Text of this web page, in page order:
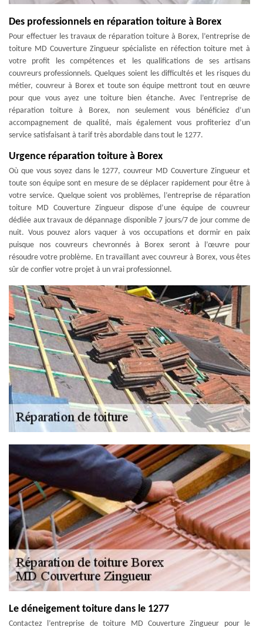
Des professionnels en réparation toiture à Borex
Pour effectuer les travaux de réparation toiture à Borex, l’entreprise de
toiture MD Couverture Zingueur spécialiste en réfection toiture met à
votre profit les compétences et les qualifications de ses artisans
couvreurs professionnels. Quelques soient les difficultés et les risques du
métier, couvreur à Borex et toute son équipe mettront tout en œuvre
pour que vous ayez une toiture bien étanche. Avec l’entreprise de
réparation toiture à Borex, non seulement vous bénéficiez d’un
accompagnement de qualité, mais également vous profiteriez d’un
service satisfaisant à tarif très abordable dans tout le 1277.
Urgence réparation toiture à Borex
Où que vous soyez dans le 1277, couvreur MD Couverture Zingueur et
toute son équipe sont en mesure de se déplacer rapidement pour être à
votre service. Quelque soient vos problèmes, l’entreprise de réparation
toiture MD Couverture Zingueur dispose d’une équipe de couvreur
dédiée aux travaux de dépannage disponible 7 jours/7 de jour comme de
nuit. Vous pouvez alors vaquer à vos occupations et dormir en paix
puisque nos couvreurs chevronnés à Borex seront à l’œuvre pour
résoudre votre problème. En travaillant avec couvreur à Borex, vous êtes
sûr de confier votre projet à un vrai professionnel.
Le déneigement toiture dans le 1277
Contactez l’entreprise de toiture MD Couverture Zingueur pour le